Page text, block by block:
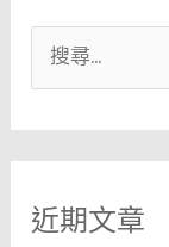
與
人
連
續
遇」
尋
關
字
近期文章